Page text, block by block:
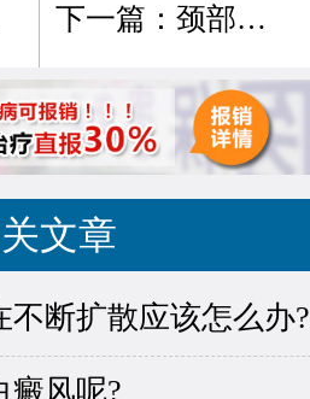
下一篇：颈部患有白癜风怎么办?
文章
不断扩散应该怎么办?
癜风呢?